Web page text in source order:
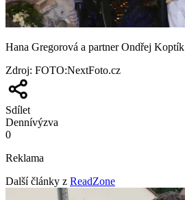
Hana Gregorová a partner Ondřej Koptík
Zdroj: FOTO:NextFoto.cz
Sdílet
Dennívýzva
0
Reklama
Další články z ReadZone